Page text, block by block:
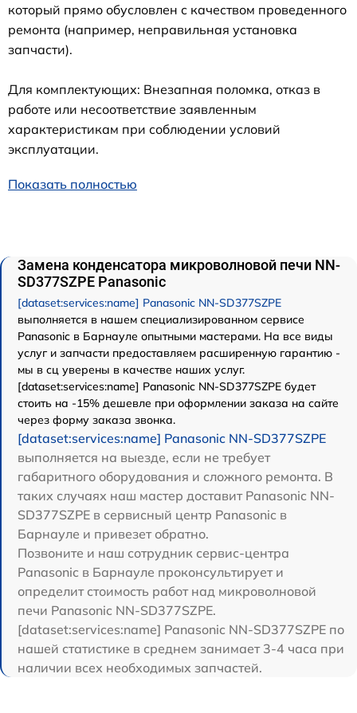
который прямо обусловлен с качеством проведенного
ремонта (например, неправильная установка
запчасти).
Для комплектующих: Внезапная поломка, отказ в
работе или несоответствие заявленным
характеристикам при соблюдении условий
эксплуатации.
Показать полностью
Замена конденсатора микроволновой печи NN-
SD377SZPE Panasonic
[dataset:services:name] Panasonic NN-SD377SZPE
выполняется в нашем специализированном сервисе
Panasonic в Барнауле опытными мастерами. На все виды
услуг и запчасти предоставляем расширенную гарантию -
мы в сц уверены в качестве наших услуг.
[dataset:services:name] Panasonic NN-SD377SZPE будет
стоить на -15% дешевле при оформлении заказа на сайте
через форму заказа звонка.
[dataset:services:name] Panasonic NN-SD377SZPE
выполняется на выезде, если не требует
габаритного оборудования и сложного ремонта. В
таких случаях наш мастер доставит Panasonic NN-
SD377SZPE в сервисный центр Panasonic в
Барнауле и привезет обратно.
Позвоните и наш сотрудник сервис-центра
Panasonic в Барнауле проконсультирует и
определит стоимость работ над микроволновой
печи Panasonic NN-SD377SZPE.
[dataset:services:name] Panasonic NN-SD377SZPE по
нашей статистике в среднем занимает 3-4 часа при
наличии всех необходимых запчастей.